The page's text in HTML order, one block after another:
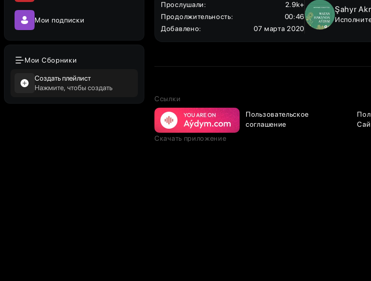
Мои подписки
Мои Сборники
Создать плейлист
Нажмите, чтобы создать
Прослушали:
2.9k+
Продолжительность:
00:46
Добавлено: 07 марта 2020
Şahyr
Ссылки
Пользовательское
соглашение
Скачать приложение